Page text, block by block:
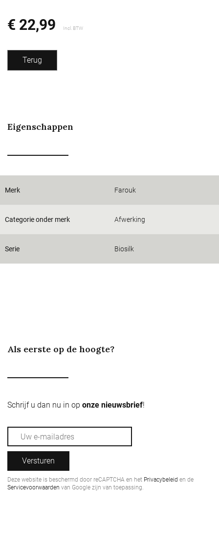
€ 22,99 Incl. BTW
Terug
Eigenschappen
Merk Farouk
Categorie onder merk Afwerking
Serie Biosilk
Als eerste op de hoogte?
Schrijf u dan nu in op onze nieuwsbrief!
Versturen
Deze website is beschermd door reCAPTCHA en het Privacybeleid en de
Servicevoorwaarden van Google zijn van toepassing.